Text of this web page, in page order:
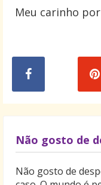
Meu carinho
Não gosto de
Não gosto de